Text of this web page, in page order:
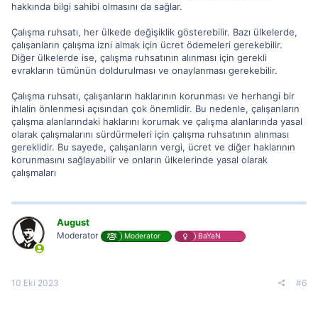
hakkında bilgi sahibi olmasını da sağlar.
Çalışma ruhsatı, her ülkede değişiklik gösterebilir. Bazı ülkelerde,
çalışanların çalışma izni almak için ücret ödemeleri gerekebilir.
Diğer ülkelerde ise, çalışma ruhsatının alınması için gerekli
evrakların tümünün doldurulması ve onaylanması gerekebilir.
Çalışma ruhsatı, çalışanların haklarının korunması ve herhangi bir
ihlalin önlenmesi açısından çok önemlidir. Bu nedenle, çalışanların
çalışma alanlarındaki haklarını korumak ve çalışma alanlarında yasal
olarak çalışmalarını sürdürmeleri için çalışma ruhsatının alınması
gereklidir. Bu sayede, çalışanların vergi, ücret ve diğer haklarının
korunmasını sağlayabilir ve onların ülkelerinde yasal olarak
çalışmaları
August
Moderator Moderator BaYaN
10 Eki 2023 #6